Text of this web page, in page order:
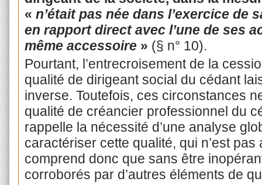
« n’était pas née dans l’exercice de
en rapport direct avec l’une de ses
même accessoire» (§ n° 10).
Pourtant, l’entrecroisement de la
qualité de dirigeant social du cédant
inverse. Toutefois, ces circonstances
qualité de créancier professionnel du
rappelle la nécessité d’une analyse
caractériser cette qualité, qui n’est
comprend donc que sans être
corroborés par d’autres éléments de